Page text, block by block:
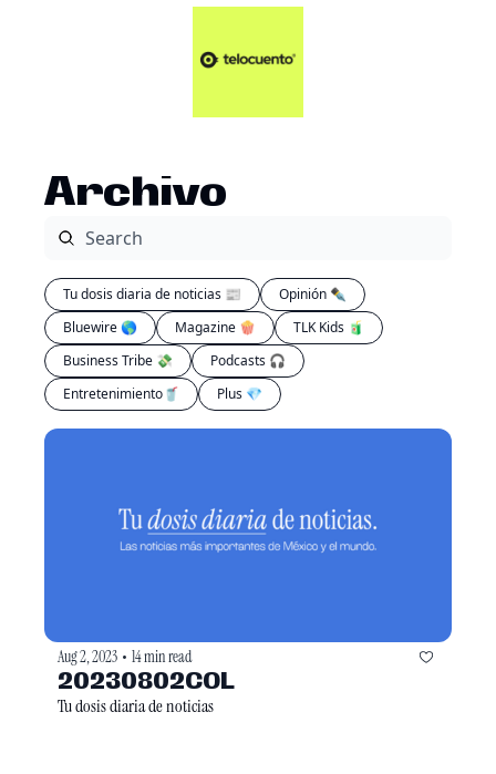
Artículos 📑
Plus 💎
Archivo
Tu dosis diaria de noticias 📰
Opinión ✒️
Bluewire 🌎
Magazine 🍿
TLK Kids 🧃
Business Tribe 💸
Podcasts 🎧
Entretenimiento🥤
Plus 💎
Aug 2, 2023 • 14 min read
20230802COL
Tu dosis diaria de noticias